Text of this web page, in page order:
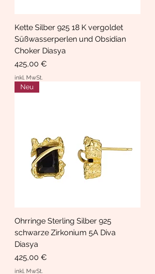
Kette Silber 925 18 K vergoldet
Süßwasserperlen und Obsidian
Choker Diasya
Preis
425,00 €
inkl. MwSt.
Neu
Ohrringe Sterling Silber 925
schwarze Zirkonium 5A Diva
Diasya
Preis
425,00 €
inkl. MwSt.